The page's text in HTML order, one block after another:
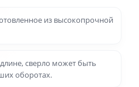
из высокопрочной
сверло может быть
оборотах.